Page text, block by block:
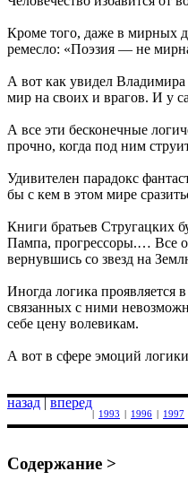
Кроме того, даже в мирных
ремесло: «Поэзия — не
А вот как увидел Владимира
мир на своих и врагов. И у
А все эти бесконечные
прочно, когда под ним
Удивителен парадокс
бы с кем в этом мире
Книги братьев Стругацких
Пампа, прогрессоры.… Все
вернувшись со звезд на
Иногда логика
связанных с ними
себе цену волевикам.
А вот в сфере эмоций
назад|вперед
1993 1996 1997
Содержание >